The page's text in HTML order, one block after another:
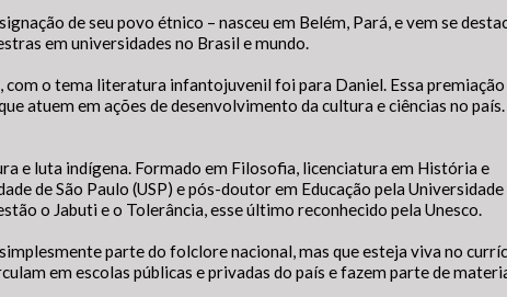
de seu povo étnico – nasceu em Belém, Pará, e vem se
em universidades no Brasil e mundo.
com o tema literatura infantojuvenil foi para Daniel. Essa
atuem em ações de desenvolvimento da cultura e ciências no
e luta indígena. Formado em Filosofia, licenciatura em História e
de São Paulo (USP) e pós-doutor em Educação pela
o Jabuti e o Tolerância, esse último reconhecido pela Unesco.
parte do folclore nacional, mas que esteja viva no
em escolas públicas e privadas do país e fazem parte de
Acessibilidade
da fonte:
normal: Clique na letra A
a fonte: Clique na letra A-
Enviar
Digite apenas o "usuário" sem @dominio!
Usuário
Senha
Enviar
E-mail:ouvidoria@novorepartimento.pa.gov.br
Telefone:(94) (94) 99139-5479
Endereço:Avenida dos Girassóis, Qd. 25, nº 15 – Bairro Morumbi
Novo Repartimento - PA
Horário de Atendimento Presencial: 08h às 14h